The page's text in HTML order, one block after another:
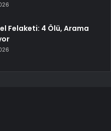
Felaketi: 4 Ölü, Arama